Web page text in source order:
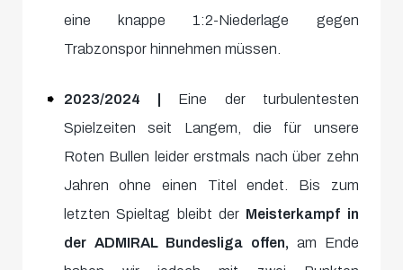
eine knappe 1:2-Niederlage gegen
Trabzonspor hinnehmen müssen.
2023/2024 |
Eine der turbulentesten
Spielzeiten seit Langem, die für unsere
Roten Bullen leider erstmals nach über zehn
Jahren ohne einen Titel endet. Bis zum
letzten Spieltag bleibt der Meisterkampf in
der ADMIRAL Bundesliga offen, am Ende